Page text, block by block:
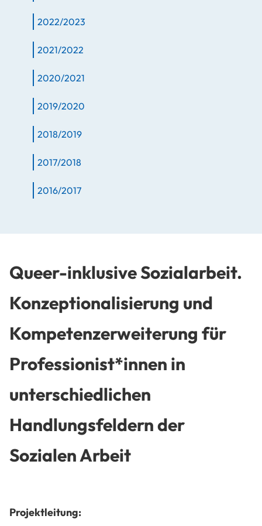
2022/2023
2021/2022
2020/2021
2019/2020
2018/2019
2017/2018
2016/2017
Queer-inklusive Sozialarbeit.
Konzeptionalisierung und
Kompetenzerweiterung für
Professionist*innen in
unterschiedlichen
Handlungsfeldern der
Sozialen Arbeit
Projektleitung: